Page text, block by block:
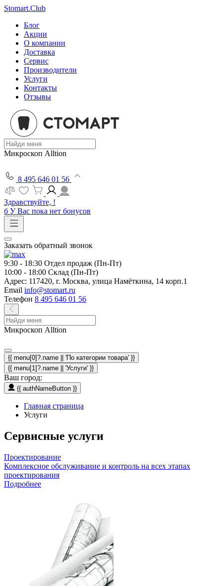
Stomart.Club
Блог
Акции
О компании
Доставка
Сервис
Производители
Услуги
Контакты
Отзывы
Микроскоп Alltion
8 495 646 01 56
Здравствуйте, !
б У Вас пока нет бонусов
Заказать обратный звонок
9:30 - 18:30 Отдел продаж (Пн-Пт)
10:00 - 18:00 Склад (Пн-Пт)
Адрес: 117420, г. Москва, улица Намёткина, 14 корп.1
Email info@stomart.ru
Телефон 8 495 646 01 56
Микроскоп Alltion
{{ menu[0]?.name || 'По категории товара' }}
{{ menu[1]?.name || 'Услуги' }}
Ваш город:
{{ authNameButton }}
Главная страница
Услуги
Сервисные услуги
Проектирование
Комплексное обслуживание и контроль на всех этапах
проектирования
Подробнее